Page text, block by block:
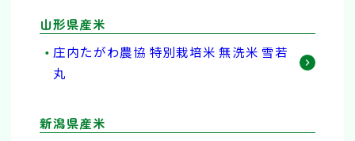
山形県産米
庄内たがわ農協 特別栽培米 無洗米 雪若
丸
新潟県産米